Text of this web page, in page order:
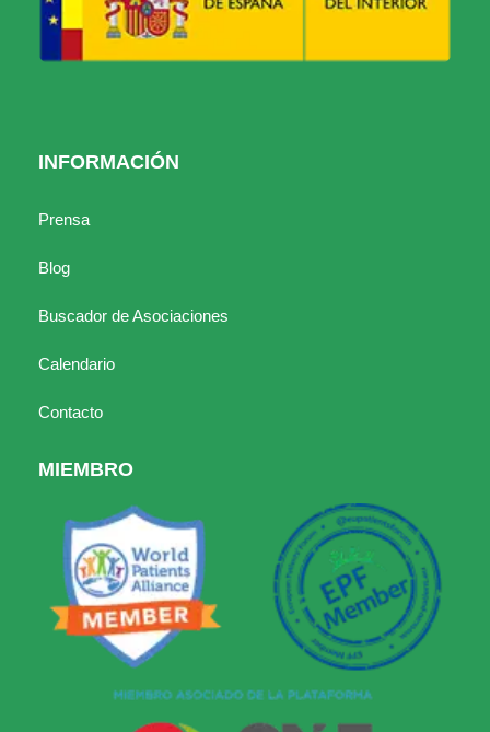
INFORMACIÓN
Prensa
Blog
Buscador de Asociaciones
Calendario
Contacto
MIEMBRO